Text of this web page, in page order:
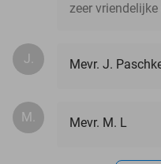
zeer
J. Mevr. J.
M. Mevr. M. L